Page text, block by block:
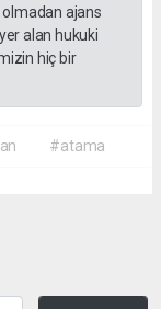
ajans
alan hukuki
hiç bir
#atama